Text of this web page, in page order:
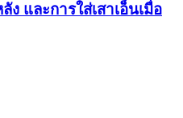
และการใส่เสาเอ็นเมื่อ